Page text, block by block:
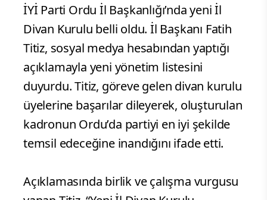
İYİ Parti Ordu İl Başkanlığı’nda yeni İl
Divan Kurulu belli oldu. İl Başkanı Fatih
Titiz, sosyal medya hesabından yaptığı
açıklamayla yeni yönetim listesini
duyurdu. Titiz, göreve gelen divan kurulu
üyelerine başarılar dileyerek, oluşturulan
kadronun Ordu’da partiyi en iyi şekilde
temsil edeceğine inandığını ifade etti.
Açıklamasında birlik ve çalışma vurgusu